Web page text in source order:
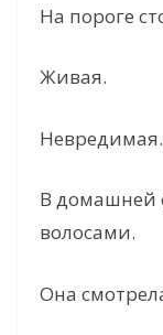
На пороге
Живая.
Невредимая.
В домашней
волосами.
Она